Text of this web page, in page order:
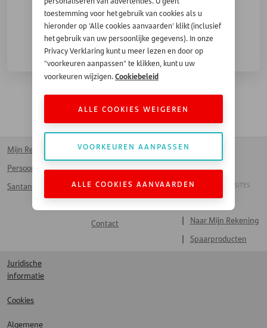
BEREKEN EN VRAAG AAN
Mijn Rekening
Persoonlijke lening
Santander Card
Kantoren
Voor bedrijven
Werken bij Santander
Contact
Homepage
Français
ANDERE SANTANDER SITES
Handelaar
Naar Mijn Rekening
Spaarproducten
Juridische
informatie
Cookies
Algemene
toestemming voor het gebruik van cookies als u
hieronder op 'Alle cookies aanvaarden' klikt (inclusief
het gebruik van uw persoonlijke gegevens). In onze
Privacy Verklaring kunt u meer lezen en door op
"voorkeuren aanpassen" te klikken, kunt u uw
voorkeuren wijzigen.Cookiebeleid
ALLE COOKIES WEIGEREN
VOORKEUREN AANPASSEN
ALLE COOKIES AANVAARDEN